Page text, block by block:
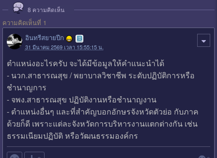
8 ความคิดเห็น
ความคิดเห็นที่ 1
อินทรีสยายปีก
31 มีนาคม 2569 เวลา 15:55:15 น.
ตำแหน่งอะไรครับ จะได้มีข้อมูลให้คำแนะนำได้
- นวก.สาธารณสุข / พยาบาลวิชาชีพ ระดับปฏิบัติการหรือ
ชำนาญการ
- จพง.สาธารณสุข ปฏิบัติงานหรือชำนาญงาน
- ตำแหน่งอื่นๆ และที่สำคัญบอกอักษรจังหวัดตัวย่อ กับภาค
ด้วยก็ดี เพราะแต่ละจังหวัดการบริหารงานแตกต่างกัน เช่น
ธรรมเนียมปฏิบัติ หรือวัฒนธรรมองค์กร